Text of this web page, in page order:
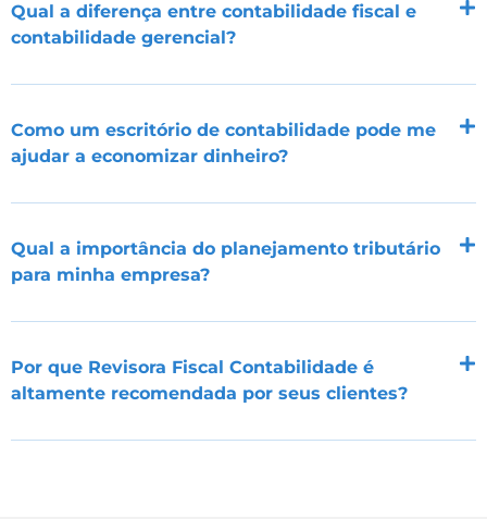
Qual a diferença entre contabilidade fiscal e
contabilidade gerencial?
Como um escritório de contabilidade pode me
ajudar a economizar dinheiro?
Qual a importância do planejamento tributário
para minha empresa?
Por que Revisora Fiscal Contabilidade é
altamente recomendada por seus clientes?